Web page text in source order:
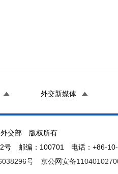
外交新媒体
外交部 版权所有
号 邮编：100701 电话：+86-
号 京公网安备